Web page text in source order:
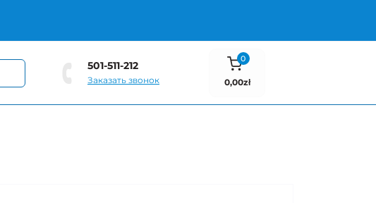
501-511-212
Заказать звонок
0
0,00zł